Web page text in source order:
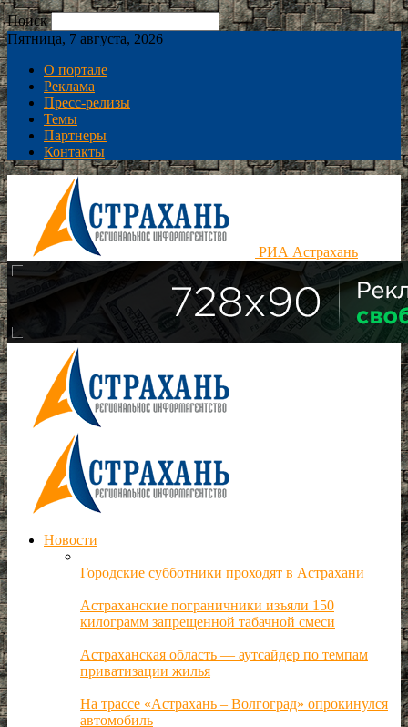
Поиск
Пятница, 7 августа, 2026
О портале
Реклама
Пресс-релизы
Темы
Партнеры
Контакты
РИА Астрахань
Новости
Городские субботники проходят в Астрахани
Астраханские пограничники изъяли 150
килограмм запрещенной табачной смеси
Астраханская область — аутсайдер по темпам
приватизации жилья
На трассе «Астрахань – Волгоград» опрокинулся
автомобиль